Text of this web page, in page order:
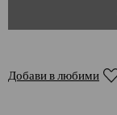
Добави в любими